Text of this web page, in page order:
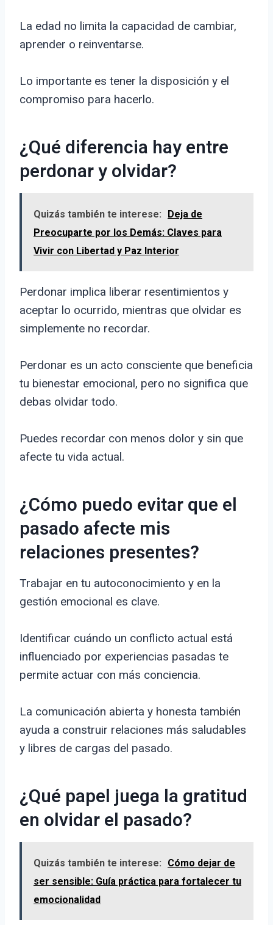
La edad no limita la capacidad de cambiar,
aprender o reinventarse.
Lo importante es tener la disposición y el
compromiso para hacerlo.
¿Qué diferencia hay entre
perdonar y olvidar?
Quizás también te interese:
Deja de
Preocuparte por los Demás: Claves para
Vivir con Libertad y Paz Interior
Perdonar implica liberar resentimientos y
aceptar lo ocurrido, mientras que olvidar es
simplemente no recordar.
Perdonar es un acto consciente que beneficia
tu bienestar emocional, pero no significa que
debas olvidar todo.
Puedes recordar con menos dolor y sin que
afecte tu vida actual.
¿Cómo puedo evitar que el
pasado afecte mis
relaciones presentes?
Trabajar en tu autoconocimiento y en la
gestión emocional es clave.
Identificar cuándo un conflicto actual está
influenciado por experiencias pasadas te
permite actuar con más conciencia.
La comunicación abierta y honesta también
ayuda a construir relaciones más saludables
y libres de cargas del pasado.
¿Qué papel juega la gratitud
en olvidar el pasado?
Quizás también te interese:
Cómo dejar de
ser sensible: Guía práctica para fortalecer tu
emocionalidad